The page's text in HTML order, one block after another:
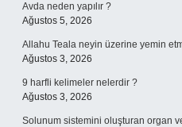
Avda neden yapılır ?
Ağustos 5, 2026
Allahu Teala neyin üzerine yemin
Ağustos 3, 2026
9 harfli kelimeler nelerdir ?
Ağustos 3, 2026
Solunum sistemini oluşturan organ